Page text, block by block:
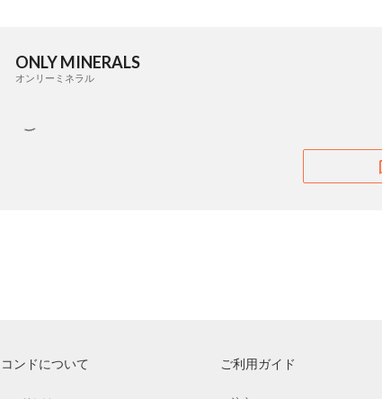
ONLY MINERALS
オンリーミネラル
ンドについて ご利用ガイド